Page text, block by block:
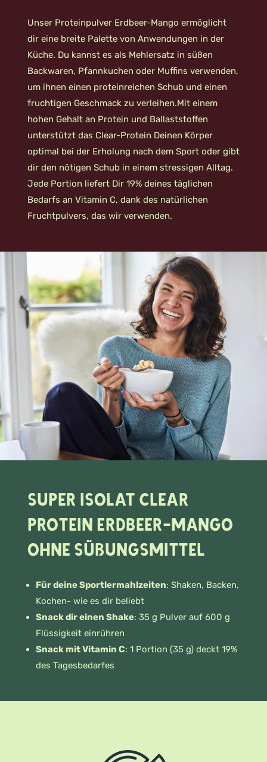
Unser Proteinpulver Erdbeer-Mango ermöglicht
dir eine breite Palette von Anwendungen in der
Küche. Du kannst es als Mehlersatz in süßen
Backwaren, Pfannkuchen oder Muffins verwenden,
um ihnen einen proteinreichen Schub und einen
fruchtigen Geschmack zu verleihen.Mit einem
hohen Gehalt an Protein und Ballaststoffen
unterstützt das Clear-Protein Deinen Körper
optimal bei der Erholung nach dem Sport oder gibt
dir den nötigen Schub in einem stressigen Alltag.
Jede Portion liefert Dir 19% deines täglichen
Bedarfs an Vitamin C, dank des natürlichen
Fruchtpulvers, das wir verwenden.
Super Isolat Clear
Protein Erdbeer-Mango
ohne Süßungsmittel
Für deine Sportlermahlzeiten: Shaken, Backen,
Kochen- wie es dir beliebt
Snack dir einen Shake: 35 g Pulver auf 600 g
Flüssigkeit einrühren
Snack mit Vitamin C: 1 Portion (35 g) deckt 19%
des Tagesbedarfes